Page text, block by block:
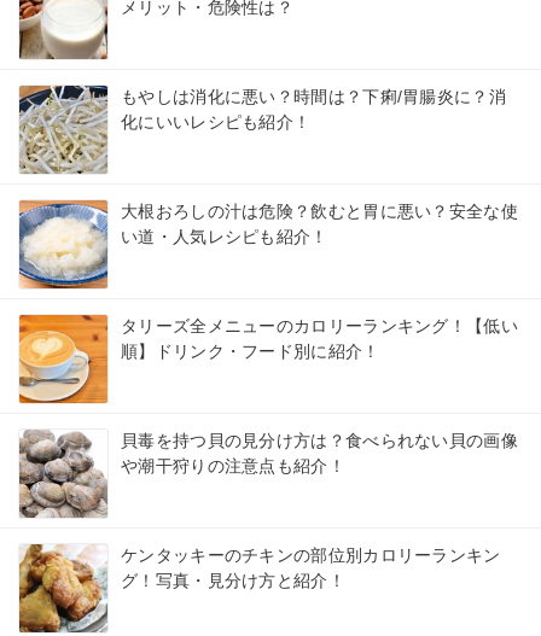
メリット・危険性は？
もやしは消化に悪い？時間は？下痢/胃腸炎に？消
化にいいレシピも紹介！
大根おろしの汁は危険？飲むと胃に悪い？安全な使
い道・人気レシピも紹介！
タリーズ全メニューのカロリーランキング！【低い
順】ドリンク・フード別に紹介！
貝毒を持つ貝の見分け方は？食べられない貝の画像
や潮干狩りの注意点も紹介！
ケンタッキーのチキンの部位別カロリーランキン
グ！写真・見分け方と紹介！